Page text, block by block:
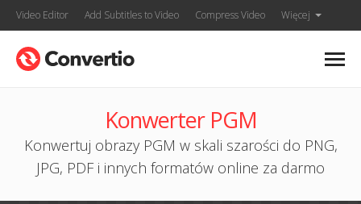
Video Editor Add Subtitles to Video Compress Video Więcej
Konwerter PGM
Konwertuj obrazy PGM w skali szarości do PNG,
JPG, PDF i innych formatów online za darmo